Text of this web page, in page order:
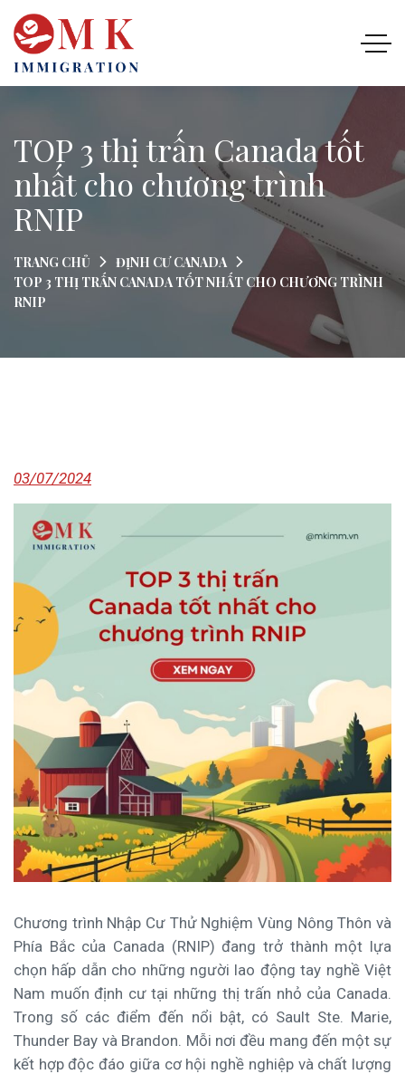
TOP 3 thị trấn Canada tốt
nhất cho chương trình
RNIP
TRANG CHỦ
ĐỊNH CƯ CANADA
TOP 3 THỊ TRẤN CANADA TỐT NHẤT CHO CHƯƠNG TRÌNH
RNIP
03/07/2024
Chương trình Nhập Cư Thử Nghiệm Vùng Nông Thôn và
Phía Bắc của Canada (RNIP) đang trở thành một lựa
chọn hấp dẫn cho những người lao động tay nghề Việt
Nam muốn định cư tại những thị trấn nhỏ của Canada.
Trong số các điểm đến nổi bật, có Sault Ste. Marie,
Thunder Bay và Brandon. Mỗi nơi đều mang đến một sự
kết hợp độc đáo giữa cơ hội nghề nghiệp và chất lượng